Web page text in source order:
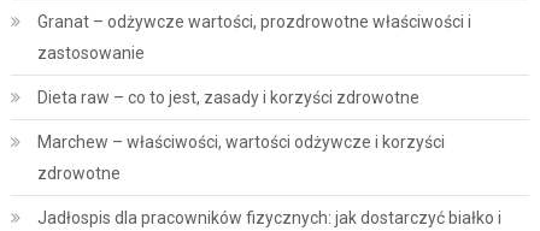
Granat – odżywcze wartości, prozdrowotne właściwości i
zastosowanie
Dieta raw – co to jest, zasady i korzyści zdrowotne
Marchew – właściwości, wartości odżywcze i korzyści
zdrowotne
Jadłospis dla pracowników fizycznych: jak dostarczyć białko i